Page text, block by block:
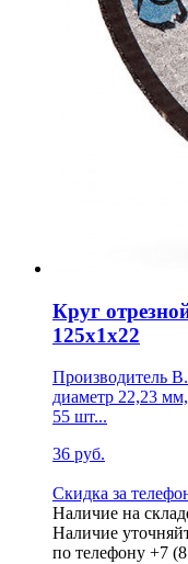
Круг
125х1х22
Производитель
диаметр 22,23
55 шт...
36 руб.
Скидка за
Наличие на
Наличие
по телефону +7